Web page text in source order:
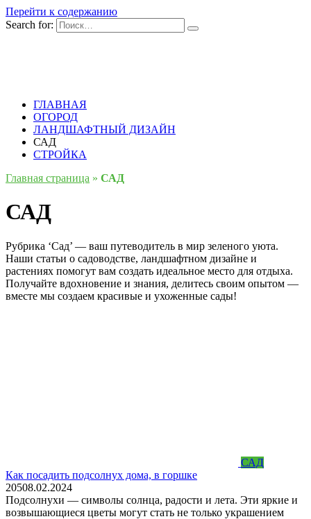
Перейти к содержанию
Search for:
ГЛАВНАЯ
ОГОРОД
ЛАНДШАФТНЫЙ ДИЗАЙН
САД
СТРОЙКА
Главная страница » САД
САД
Рубрика ‘Сад’ — ваш путеводитель в мир зеленого уюта.
Наши статьи о садоводстве, ландшафтном дизайне и
растениях помогут вам создать идеальное место для отдыха.
Получайте вдохновение и знания, делитесь своим опытом —
вместе мы создаем красивые и ухоженные сады!
САД
Как посадить подсолнух дома, в горшке
20508.02.2024
Подсолнухи — символы солнца, радости и лета. Эти яркие и
возвышающиеся цветы могут стать не только украшением